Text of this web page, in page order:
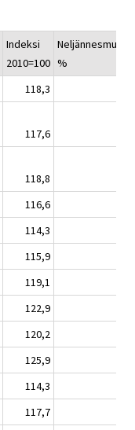
Indeksi
2010=100 %
118,3
117,6
118,8
116,6
114,3
115,9
119,1
122,9
120,2
125,9
114,3
117,7